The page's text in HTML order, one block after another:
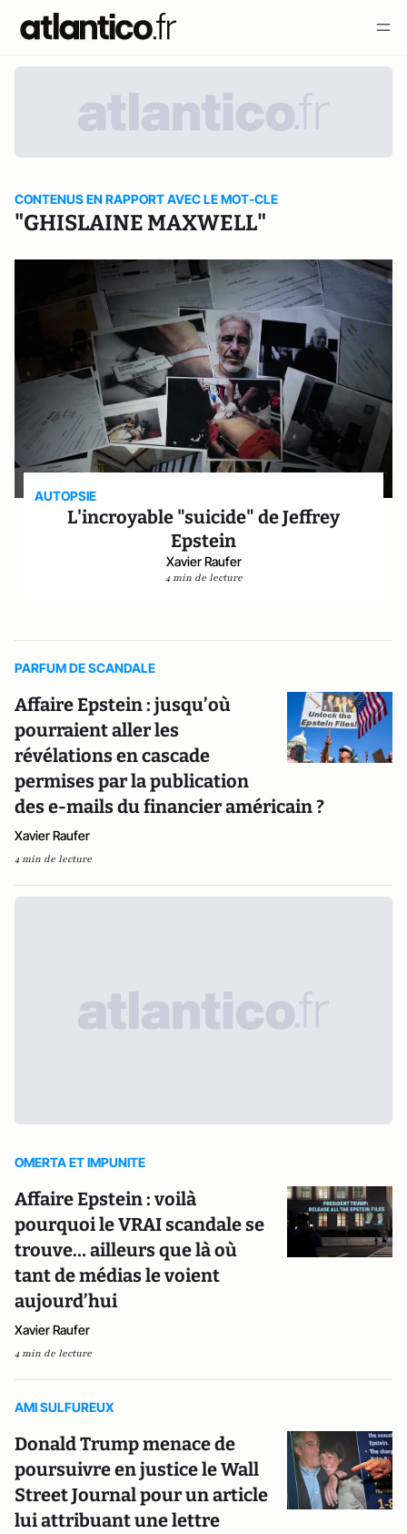
CONTENUS EN RAPPORT AVEC LE MOT-CLE
"GHISLAINE MAXWELL"
AUTOPSIE
L'incroyable "suicide" de Jeffrey
Epstein
Xavier Raufer
4 min de lecture
PARFUM DE SCANDALE
Affaire Epstein : jusqu’où
pourraient aller les
révélations en cascade
permises par la publication
des e-mails du financier américain ?
Xavier Raufer
4 min de lecture
OMERTA ET IMPUNITE
Affaire Epstein : voilà
pourquoi le VRAI scandale se
trouve… ailleurs que là où
tant de médias le voient
aujourd’hui
Xavier Raufer
4 min de lecture
AMI SULFUREUX
Donald Trump menace de
poursuivre en justice le Wall
Street Journal pour un article
lui attribuant une lettre